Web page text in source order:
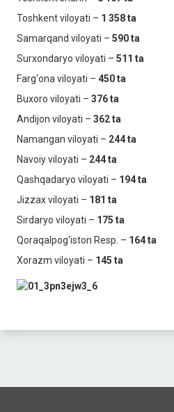
Toshkent viloyati – 1 358 ta
Samarqand viloyati – 590 ta
Surxondaryo viloyati – 511 ta
Farg‘ona viloyati – 450 ta
Buxoro viloyati – 376 ta
Andijon viloyati – 362ta
Namangan viloyati – 244 ta
Navoiy viloyati – 244 ta
Qashqadaryo viloyati – 194 ta
Jizzax viloyati – 181 ta
Sirdaryo viloyati – 175 ta
Qoraqalpog‘iston Resp. – 164 ta
Xorazm viloyati – 145 ta